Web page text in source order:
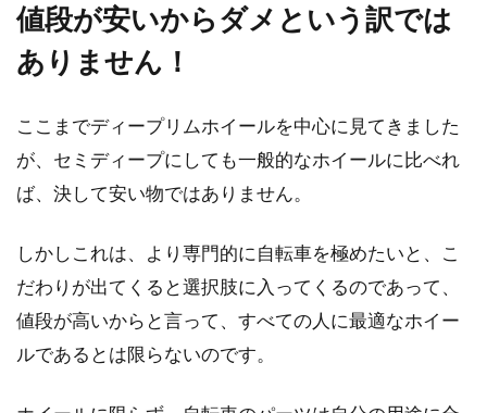
値段が安いからダメという訳では
ありません！
ここまでディープリムホイールを中心に見てきました
が、セミディープにしても一般的なホイールに比べれ
ば、決して安い物ではありません。
しかしこれは、より専門的に自転車を極めたいと、こ
だわりが出てくると選択肢に入ってくるのであって、
値段が高いからと言って、すべての人に最適なホイー
ルであるとは限らないのです。